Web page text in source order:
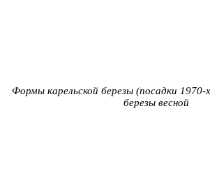
Формы карельской березы (посадки 1970-
березы весной